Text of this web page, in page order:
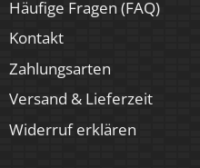
Häufige Fragen (FAQ)
Kontakt
Zahlungsarten
Versand & Lieferzeit
Widerruf erklären